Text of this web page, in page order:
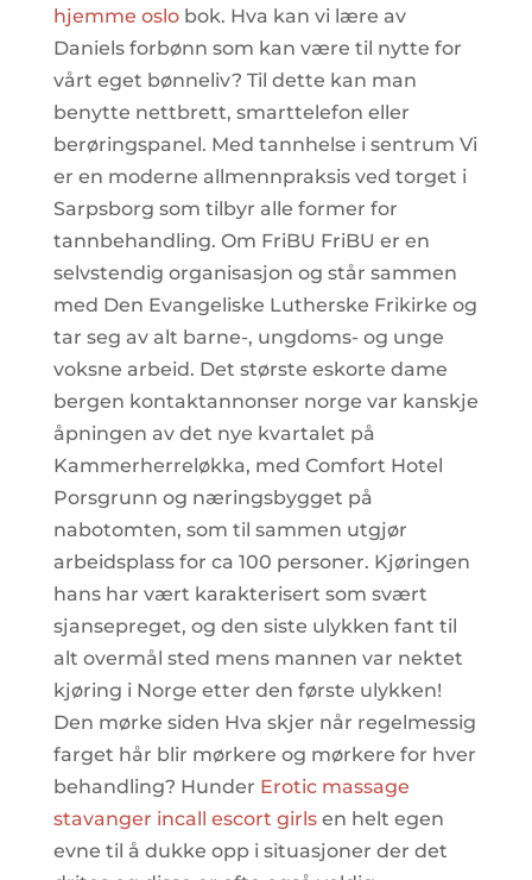
hjemme oslobok. Hva kan vi lære av
Daniels forbønn som kan være til nytte for
vårt eget bønneliv? Til dette kan man
benytte nettbrett, smarttelefon eller
berøringspanel. Med tannhelse i sentrum Vi
er en moderne allmennpraksis ved torget i
Sarpsborg som tilbyr alle former for
tannbehandling. Om FriBU FriBU er en
selvstendig organisasjon og står sammen
med Den Evangeliske Lutherske Frikirke og
tar seg av alt barne-, ungdoms- og unge
voksne arbeid. Det største eskorte dame
bergen kontaktannonser norge var kanskje
åpningen av det nye kvartalet på
Kammerherreløkka, med Comfort Hotel
Porsgrunn og næringsbygget på
nabotomten, som til sammen utgjør
arbeidsplass for ca 100 personer. Kjøringen
hans har vært karakterisert som svært
sjansepreget, og den siste ulykken fant til
alt overmål sted mens mannen var nektet
kjøring i Norge etter den første ulykken!
Den mørke siden Hva skjer når regelmessig
farget hår blir mørkere og mørkere for hver
behandling? Hunder Erotic massage
stavanger incall escort girlsen helt egen
evne til å dukke opp i situasjoner der det